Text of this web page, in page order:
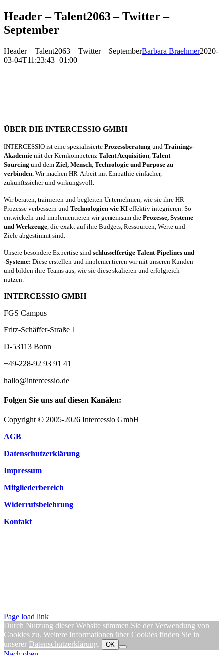
Header – Talent2063 – Twitter –
September
Header – Talent2063 – Twitter – SeptemberBarbara Braehmer2020-
03-04T11:23:43+01:00
ÜBER DIE INTERCESSIO GMBH
INTERCESSIO ist eine spezialisierte Prozessberatung und Trainings-
Akademie mit der Kernkompetenz Talent Acquisition Talent
Sourcing und dem Ziel, Mensch, Technologie und Purpose zu
verbinden. Wir machen HR-Arbeit mit Empathie einfacher,
zukunftssicher und wirkungsvoll.
Wir beraten, trainieren und begleiten Unternehmen, wie sie ihre HR-
Prozesse verbessern und Technologien wie KI effektiv integrieren. So
entwickeln und implementieren wir gemeinsam die Prozesse, Systeme
und Werkzeuge , die exakt auf ihre Budgets, Ressourcen, Werte und
Ziele abgestimmt sind.
Unsere besondere Expertise sind schlüsselfertige Talent-Pipelines und
-Systeme: Diese erstellen und implementieren wir mit unseren Kunden
und bilden ihre Teams aus, wie sie diese skalieren und erfolgreich
nutzen.
INTERCESSIO GMBH
FGS Campus
Fritz-Schäffer-Straße 1
D-53113 Bonn
+49-228-92 93 91 41
hallo@intercessio.de
Folgen Sie uns auf diesen Kanälen:
Copyright © 2005-2026 Intercessio GmbH
AGB
Datenschutzerklärung
Impressum
Mitgliederbereich
Widerrufsbelehrung
Kontakt
Page load link
Durch Nutzung dieser Website stimmen Sie der Verwendung von
Cookies zu. Weitere Informationen über Cookies finden Sie in
unserer Datenschutzerklärung. OK